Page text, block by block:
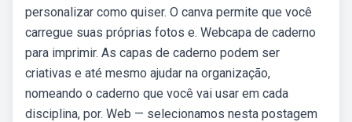
personalizar como quiser. O canva permite que você
carregue suas próprias fotos e. Webcapa de caderno
para imprimir. As capas de caderno podem ser
criativas e até mesmo ajudar na organização,
nomeando o caderno que você vai usar em cada
disciplina, por. Web — selecionamos nesta postagem